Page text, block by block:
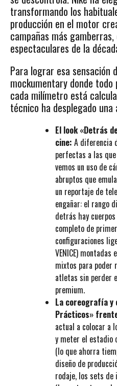
transformando los
producción en el motor
campañas más
espectaculares de la
Para lograr esa sensación
mockumentary donde todo
cada milímetro está
técnico ha desplegado
El look «Detrás
cine: A diferencia
perfectas a las
vemos un uso de
abruptos que
un reportaje de
engañar: el rango
detrás hay
completo de
configuraciones
VENICE) montadas
mixtos para poder
atletas sin perder
premium.
La coreografía y
Prácticos»
actual a colocar a
y meter el estadio
(lo que ahorra
diseño de
rodaje, los sets de